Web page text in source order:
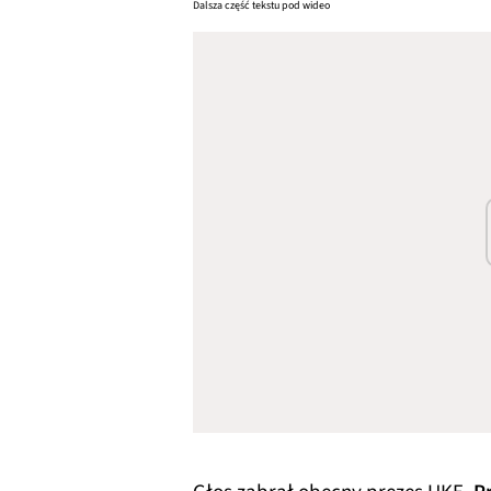
Dalsza część tekstu pod wideo